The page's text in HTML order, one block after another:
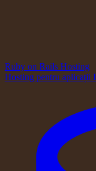
Ruby on Rails Hosting
Hosting pentru aplicații